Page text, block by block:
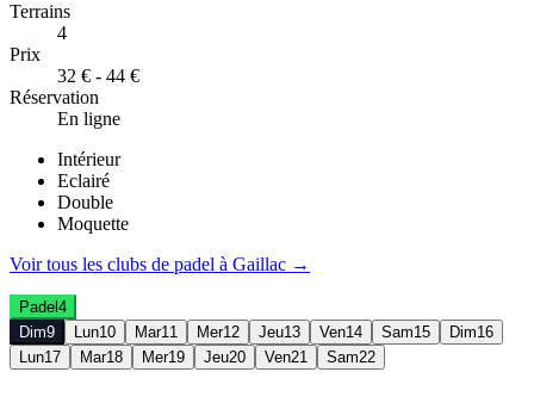
Terrains
4
Prix
32 € - 44 €
Réservation
En ligne
Intérieur
Eclairé
Double
Moquette
Voir tous les clubs de padel à Gaillac →
Padel 4
Dim9 Lun10 Mar11 Mer12 Jeu13 Ven14 Sam15 Dim16
Lun17 Mar18 Mer19 Jeu20 Ven21 Sam22